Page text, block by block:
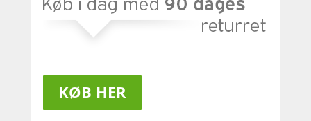
KØB HER